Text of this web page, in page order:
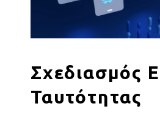
Σχεδιασμός
Ταυτότητας